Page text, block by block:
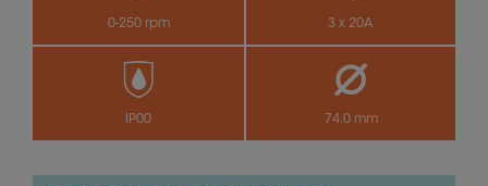
0-250 rpm 3 x 20A
IP00 74.0 mm